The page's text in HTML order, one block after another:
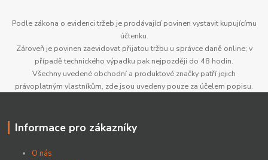
Podle zákona o evidenci tržeb je prodávající povinen vystavit kupujícímu
účtenku.
Zároveň je povinen zaevidovat přijatou tržbu u správce daně online; v
případě technického výpadku pak nejpozději do 48 hodin.
Všechny uvedené obchodní a produktové značky patří jejich
právoplatným vlastníkům, zde jsou uvedeny pouze za účelem popisu.
Informace pro zákazníky
O nás